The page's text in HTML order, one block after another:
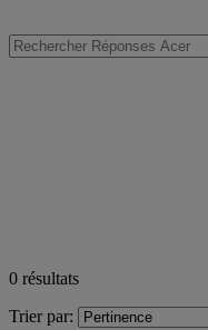
0 résultats
Trier par: